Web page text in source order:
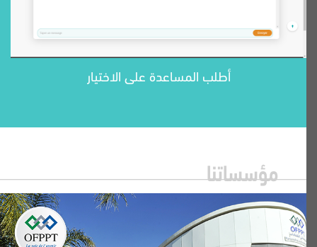
أطلب المساعدة على الاختيار
مؤسساتنا
مدرسة محمد السادس للتكوين في مهن البناء